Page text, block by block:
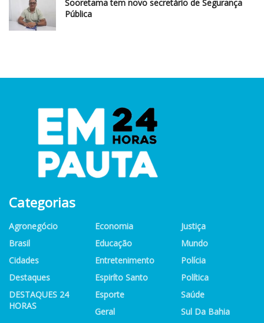
Sooretama tem novo secretário de Segurança
Pública
Categorias
Agronegócio
Brasil
Cidades
Destaques
DESTAQUES 24
HORAS
Economia
Educação
Entretenimento
Espiríto Santo
Esporte
Geral
Justiça
Mundo
Polícia
Política
Saúde
Sul Da Bahia